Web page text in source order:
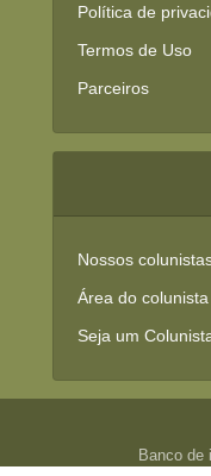
Política de
Termos de Uso
Parceiros
Nossos
Área do
Seja um
Banco de